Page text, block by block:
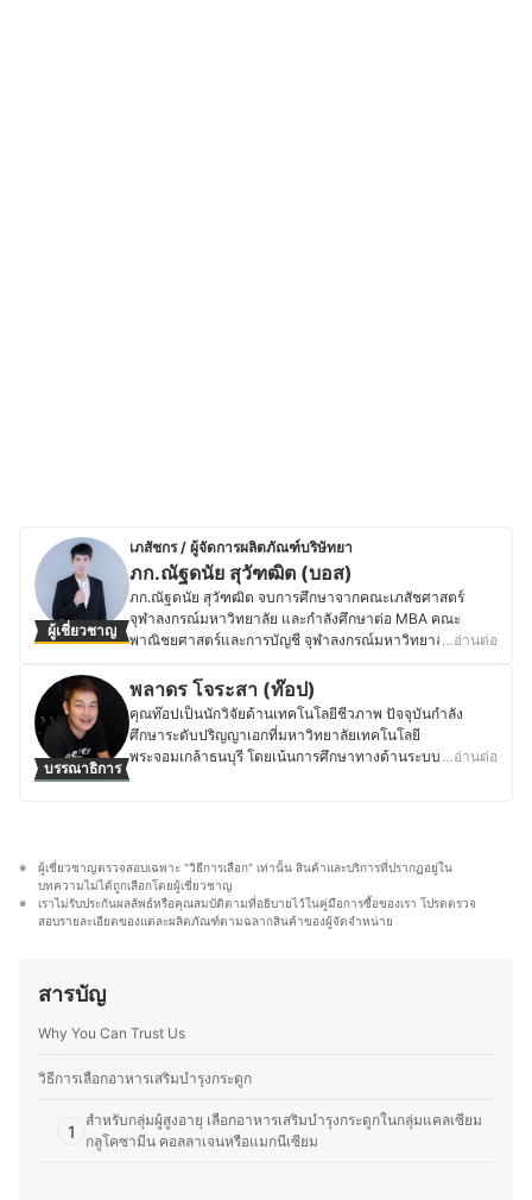
ผู้เชี่ยวชาญ
เภสัชกร / ผู้จัดการผลิตภัณฑ์บริษัทยา
ภก.ณัฐดนัย สุวัฑฒิต (บอส)
ภก.ณัฐดนัย สุวัฑฒิต จบการศึกษาจากคณะเภสัชศาสตร์
จุฬาลงกรณ์มหาวิทยาลัย และกำลังศึกษาต่อ MBA คณะ
พาณิชยศาสตร์และการบัญชี จุฬาลงกรณ์มหาวิทยาลัย
จัดการผลิตภัณฑ์) บริษัทยาแห่งหนึ่ง และเป็นเจ้าของร้านยา
(หุ้นส่วน) และปฎิบัติงานในร้านยาทั้งทั่วไปและร้านยาเชน
(Part-time) คุณบอสเคยทำงานทั้งด้านการขาย การตลาด
และเภสัชกรร้านยา รวมทั้งงานอาสาปฏิบัติงานที่ Hospitel
ช่วงสถานการณ์ COVID-19 ด้วย และนอกเหนือจากงานใน
…อ่านต่อ
บรรณาธิการ
พลาดร โจระสา (ท๊อป)
คุณท๊อปเป็นนักวิจัยด้านเทคโนโลยีชีวภาพ ปัจจุบันกำลัง
ศึกษาระดับปริญญาเอกที่มหาวิทยาลัยเทคโนโลยี
พระจอมเกล้าธนบุรี โดยเน้นการศึกษาทางด้านระบบภูมิคุ้มกัน
เพื่อสุขภาพ คุณท๊อปจึงให้ความสำคัญกับอาหารเสริม การรับ
ประทานอาหารแบบคีโตเจนิก และวัตถุดิบออร์แกนิก ศึกษา
คุณประโยชน์ของสารอาหาร เครื่องปรุงคีโต และแนวทางการ
รับประทานที่ดีต่อสุขภาพ เพื่อนำมาใช้กับตนเองและถ่ายทอด
สำหรับผู้ที่ต้องการดูแลสุขภาพทั่วไปและผู้ที่ต้องการควบคุม
ให้ผู้อ่านสามารถนำไปปรับใช้ในชีวิตประจำวันได้อย่างเหมาะ
ประวัติของ พลาดร โจระสา (ท๊อป)
…อ่านต่อ
ผู้เชี่ยวชาญตรวจสอบเฉพาะ "วิธีการเลือก" เท่านั้น สินค้าและบริการที่ปรากฏอยู่ใน
บทความไม่ได้ถูกเลือกโดยผู้เชี่ยวชาญ
เราไม่รับประกันผลลัพธ์หรือคุณสมบัติตามที่อธิบายไว้ในคู่มือการซื้อของเรา โปรดตรวจ
สอบรายละเอียดของแต่ละผลิตภัณฑ์ตามฉลากสินค้าของผู้จัดจำหน่าย
สารบัญ
Why You Can Trust Us
วิธีการเลือกอาหารเสริมบำรุงกระดูก
1
สำหรับกลุ่มผู้สูงอายุ เลือกอาหารเสริมบำรุงกระดูกในกลุ่มแคลเซียม
กลูโคซามีน คอลลาเจนหรือแมกนีเซียม